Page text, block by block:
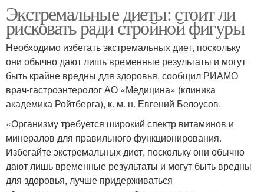
Экстремальные диеты: стоит ли
рисковать ради стройной фигуры
Необходимо избегать экстремальных диет, поскольку
они обычно дают лишь временные результаты и могут
быть крайне вредны для здоровья, сообщил РИАМО
врач-гастроэнтеролог АО «Медицина» (клиника
академика Ройтберга), к. м. н. Евгений Белоусов.
«Организму требуется широкий спектр витаминов и
минералов для правильного функционирования.
Избегайте экстремальных диет, поскольку они обычно
дают лишь временные результаты и могут быть вредны
для здоровья, лучше придерживаться